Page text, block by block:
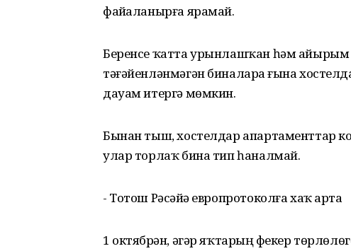
файҙаланырға ярамай.
Беренсе ҡатта урынлашҡан һәм айырым
тәғәйенләнмәгән биналарҙа ғына
дауам итергә мөмкин.
Бынан тыш, хостелдар апартаменттар
улар торлаҡ бина тип һаналмай.
- Тотош Рәсәйҙә европротоколға хаҡ арта
1 октябрҙән, әгәр яҡтарҙың фекер